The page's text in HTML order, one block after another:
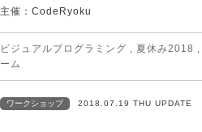
主催：CodeRyoku
ビジュアルプログラミング , 夏休み2018 ,
ーム
ワークショップ 2018.07.19 THU UPDATE